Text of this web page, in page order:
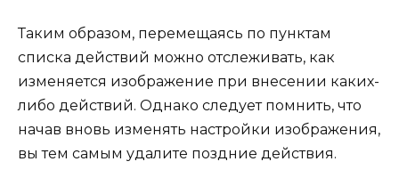
Таким образом, перемещаясь по пунктам
списка действий можно отслеживать, как
изменяется изображение при внесении каких-
либо действий. Однако следует помнить, что
начав вновь изменять настройки изображения,
вы тем самым удалите поздние действия.